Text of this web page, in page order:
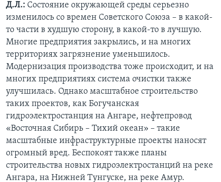
Д.Л.: Состояние окружающей среды серьезно
изменилось со времен Советского Союза – в какой-
то части в худшую сторону, в какой-то в лучшую.
Многие предприятия закрылись, и на многих
территориях загрязнение уменьшилось.
Модернизация производства тоже происходит, и на
многих предприятиях система очистки также
улучшилась. Однако масштабное строительство
таких проектов, как Богучанская
гидроэлектростанция на Ангаре, нефтепровод
«Восточная Сибирь – Тихий океан» – такие
масштабные инфраструктурные проекты наносят
огромный вред. Беспокоят также планы
строительства новых гидроэлектростанций на реке
Ангара, на Нижней Тунгуске, на реке Амур.